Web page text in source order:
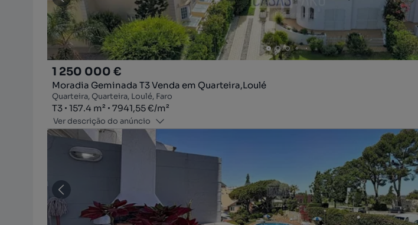
1 250 000 €
Moradia Geminada T3 Venda em Quarteira,Loulé
Quarteira, Quarteira, Loulé, Faro
Tipologia
T3
Zona157.4 m²
Preço por metro quadrado
7941,55 €/m²
Ver descrição do anúncio